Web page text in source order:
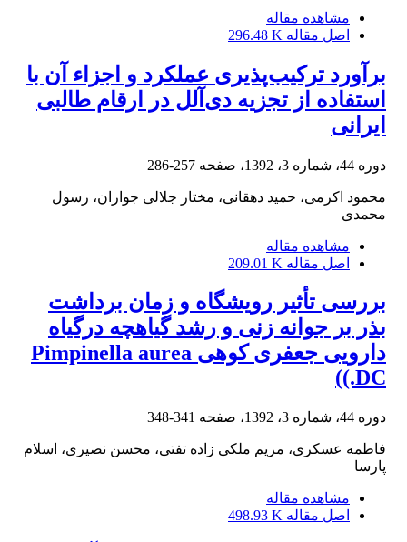
مشاهده مقاله
اصل مقاله 296.48 K
برآورد ترکیب‌پذیری عملکرد و اجزاء آن با
استفاده از تجزیه دی‌آلل در ارقام طالبی
ایرانی
دوره 44، شماره 3، 1392، صفحه 257-286
محمود اکرمی، حمید دهقانی، مختار جلالی جواران، رسول
محمدی
مشاهده مقاله
اصل مقاله 209.01 K
بررسی تأثیر رویشگاه و زمان برداشت
بذر بر جوانه زنی و رشد گیاهچه درگیاه
دارویی جعفری کوهی Pimpinella aurea
DC.))
دوره 44، شماره 3، 1392، صفحه 341-348
فاطمه عسکری، مریم ملکی زاده تفتی، محسن نصیری، اسلام
پارسا
مشاهده مقاله
اصل مقاله 498.93 K